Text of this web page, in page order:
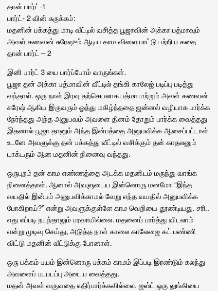
தான் பார்ட்-1
பார்ட்- 2 வின் சுருக்கம்:
மதனின் பக்கத்து மாடி வீட்டில் வசித்த பூஜாவின் அக்கா பத்மாவும்
அவள் கணவன் சுரேஷும் ஆடிய காம விளையாட்டு பற்றிய கதை
தான் பார்ட் – 2
இனி பார்ட் 3 யை பார்ப்போம் வாருங்கள்.
பூஜா தன் அக்கா பத்மாவின் வீட்டில் தங்கி காலேஜ் படிப்பு படித்து
வந்தாள். ஒரு நாள் இரவு தற்செயலாக பத்மா மற்றும் அவள் கணவன்
சுரேஷ் ஆகிய இருவரும் ஓத்து மகிழ்ந்ததை ஜன்னல் வழியாக பார்க்க
நேர்ந்தது அந்த அனுபவம் அவளை தினம் தோறும் பார்க்க வைத்தது
இதனால் பூஜா தானும் அந்த இன்பத்தை அனுபவிக்க ஆசைப்பட்டாள்
உடனே அவளுக்கு தன் பக்கத்து வீட்டில் வசிக்கும் தன் காதலனும்
டாக்டரும் ஆன மதனின் நினைவு வந்தது.
ஒருபுறம் தன் காம எண்ணத்தை அடக்க மதனிடம் மருந்து வாங்க
நினைத்தாள். ஆனால் அவளுடைய இன்னொரு மனமோ “இந்த
வயதில் இன்பம் அனுபவிக்காமல் வேறு எந்த வயதில் அனுபவிக்க
போகிறாய்?” என்று அவளுக்குள்ளே காம வெறியை தூண்டியது. சரி..
எது எப்படி நடந்தாலும் பரவாயில்லை. மதனைப் பார்த்து விடலாம்
என்று முடிவு செய்து, அடுத்த நாள் காலை காலேஜை கட் பண்ணி
விட்டு மதனின் வீட்டுக்கு போனாள்.
ஒரு பக்கம் பயம் இன்னொரு பக்கம் காமம் இப்படி இரண்டும் கலந்து
அவளைப் படபடப்பு அடைய வைத்தது.
மதன் அவள் வருவதை எதிர்பார்க்கவில்லை. ஜஸ்ட் ஒரு லுங்கியை